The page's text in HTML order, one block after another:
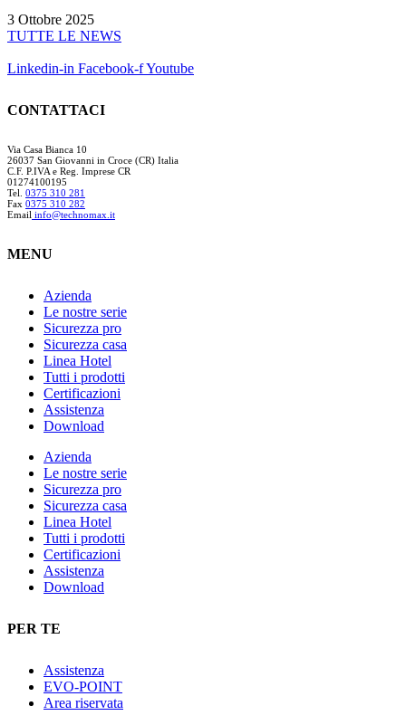
3 Ottobre 2025
TUTTE LE NEWS
Linkedin-in Facebook-fYoutube
CONTATTACI
Via Casa Bianca 10
26037 San Giovanni in Croce (CR) Italia
C.F. P.IVA e Reg. Imprese CR
01274100195
Tel. 0375 310 281
Fax 0375 310 282
Email info@technomax.it
MENU
Azienda
Le nostre serie
Sicurezza pro
Sicurezza casa
Linea Hotel
Tutti i prodotti
Certificazioni
Assistenza
Download
Azienda
Le nostre serie
Sicurezza pro
Sicurezza casa
Linea Hotel
Tutti i prodotti
Certificazioni
Assistenza
Download
PER TE
Assistenza
EVO-POINT
Area riservata